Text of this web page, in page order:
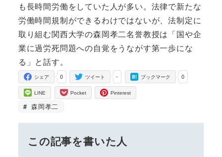
も長時間労働をしていた人が多い。法律で新たな
労働時間規制ができるわけではないが、法制定に
取り組む関西大学の森岡孝二名誉教授は「国や企
業に過労死問題への自覚をうながす第一歩にな
る」と話す。
0
シェア -
ツイート 0
ブックマーク
LINE Pocket Pinterest
森岡孝二
この記事を書いた人